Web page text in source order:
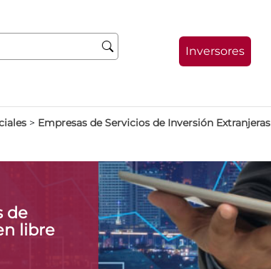
Inversores
> Empresas de Servicios de Inversión Extranjeras
de
libre